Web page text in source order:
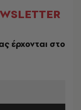
έρχονται στο